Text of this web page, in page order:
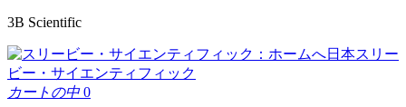
3B Scientific
日本スリー
ビー・サイエンティフィック
カートの中 0